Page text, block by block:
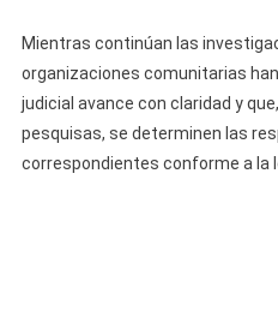
Mientras continúan las
organizaciones comunitarias
judicial avance con claridad y
pesquisas, se determinen las
correspondientes conforme a la